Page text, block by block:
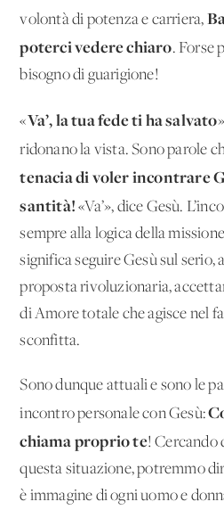
volontà di potenza e carriera,
poterci vedere chiaro. Forse
bisogno di guarigione!
«Va’, la tua fede ti ha salvato
ridonano la vista. Sono parole
tenacia di voler incontrare
santità! «Va’», dice Gesù.
sempre alla logica della
significa seguire Gesù sul serio,
proposta rivoluzionaria,
di Amore totale che agisce nel
sconfitta.
Sono dunque attuali e sono le
incontro personale con Gesù:
chiama proprio te! Cercando
questa situazione, potremmo
è immagine di ogni uomo e